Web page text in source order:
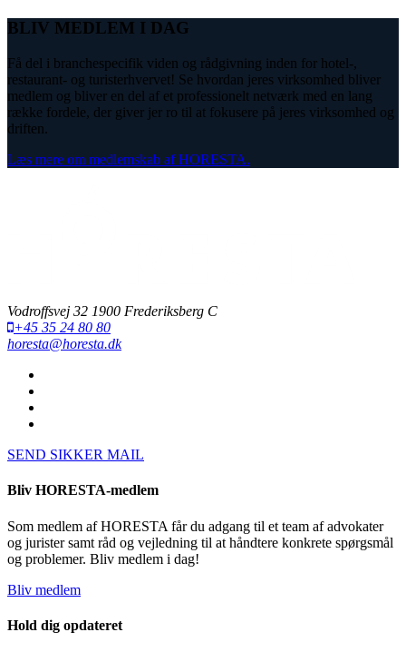
BLIV MEDLEM I DAG
Få del i branchespecifik viden og rådgivning inden for hotel-,
restaurant- og turisterhvervet! Se hvordan jeres virksomhed bliver
medlem og bliver en del af et professionelt netværk med en lang
række fordele, der giver jer ro til at fokusere på jeres virksomhed og
driften.
Læs mere om medlemskab af HORESTA.
Vodroffsvej 32 1900 Frederiksberg C
+45 35 24 80 80
horesta@horesta.dk
SEND SIKKER MAIL
Bliv HORESTA-medlem
Som medlem af HORESTA får du adgang til et team af advokater
og jurister samt råd og vejledning til at håndtere konkrete spørgsmål
og problemer. Bliv medlem i dag!
Bliv medlem
Hold dig opdateret